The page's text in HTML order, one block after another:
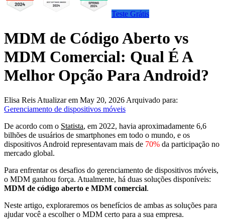
Teste Grátis
MDM de Código Aberto vs
MDM Comercial: Qual É A
Melhor Opção Para Android?
Elisa Reis Atualizar em May 20, 2026 Arquivado para:
Gerenciamento de dispositivos móveis
De acordo com o Statista, em 2022, havia aproximadamente 6,6
bilhões de usuários de smartphones em todo o mundo, e os
dispositivos Android representavam mais de 70% da participação no
mercado global.
Para enfrentar os desafios do gerenciamento de dispositivos móveis,
o MDM ganhou força. Atualmente, há duas soluções disponíveis:
MDM de código aberto e MDM comercial.
Neste artigo, exploraremos os benefícios de ambas as soluções para
ajudar você a escolher o MDM certo para a sua empresa.